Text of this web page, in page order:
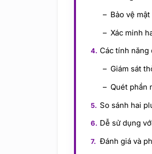
Bảo vệ
Xác minh
Các tính năng
Giám sát
Quét phần
So sánh hai
Dễ sử dụng
Đánh giá và